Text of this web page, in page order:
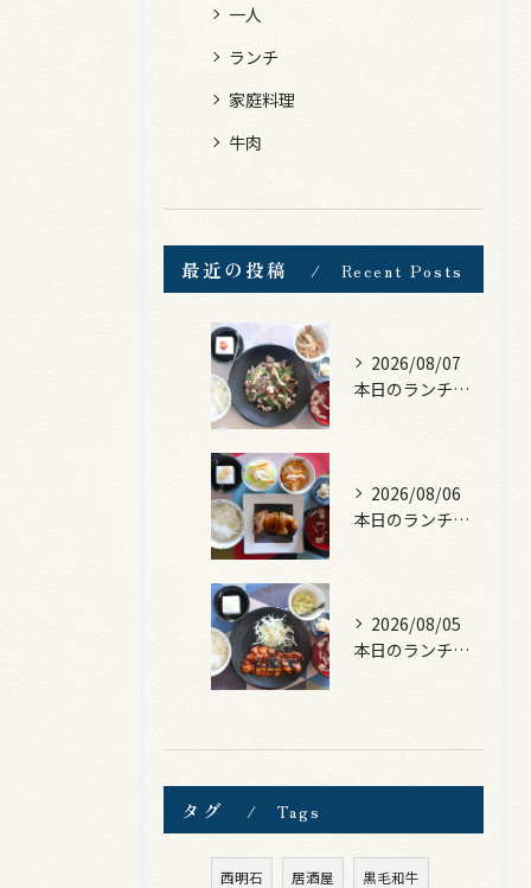
一人
ランチ
家庭料理
牛肉
最近の投稿 Recent Posts
2026/08/07
本日のランチは、黒毛和牛のチャプチェ！
2026/08/06
本日のランチは、照焼きチキン！
2026/08/05
本日のランチは、ロース豚カツ梅はさみ！
タグ Tags
西明石 居酒屋 黒毛和牛